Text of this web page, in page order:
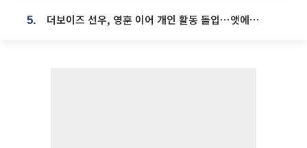
5. 더보이즈 선우, 영훈 이어 개인 활동 돌입⋯앳에어리어와 전속계약